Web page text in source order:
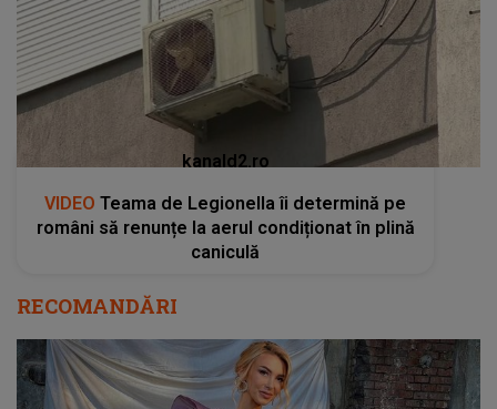
kanald2.ro
VIDEO Teama de Legionella îi determină pe
români să renunțe la aerul condiționat în plină
caniculă
RECOMANDĂRI